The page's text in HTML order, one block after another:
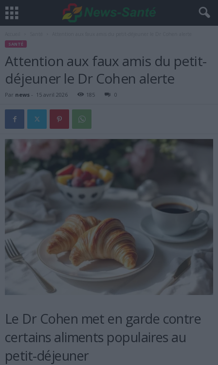
SANTÉ
Attention aux faux amis du petit-
déjeuner le Dr Cohen alerte
Par news - 15 avril 2026 185 0
Le Dr Cohen met en garde contre
certains aliments populaires au
petit-déjeuner